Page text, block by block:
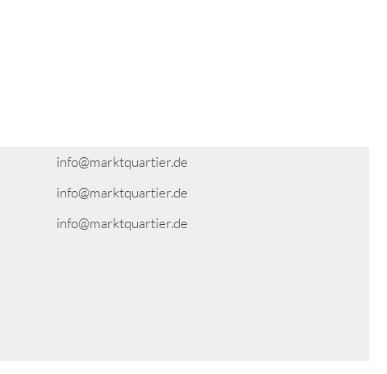
info@marktquartier.de
info@marktquartier.de
info@marktquartier.de